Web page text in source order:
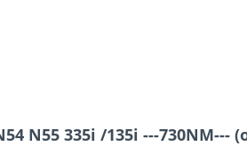
N55 335i /135i ---730NM---